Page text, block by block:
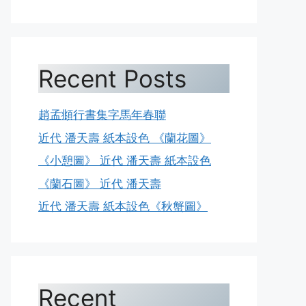
Recent Posts
趙孟頫行書集字馬年春聯
近代 潘天壽 紙本設色 《蘭花圖》
《小憩圖》 近代 潘天壽 紙本設色
《蘭石圖》 近代 潘天壽
近代 潘天壽 紙本設色《秋蟹圖》
Recent